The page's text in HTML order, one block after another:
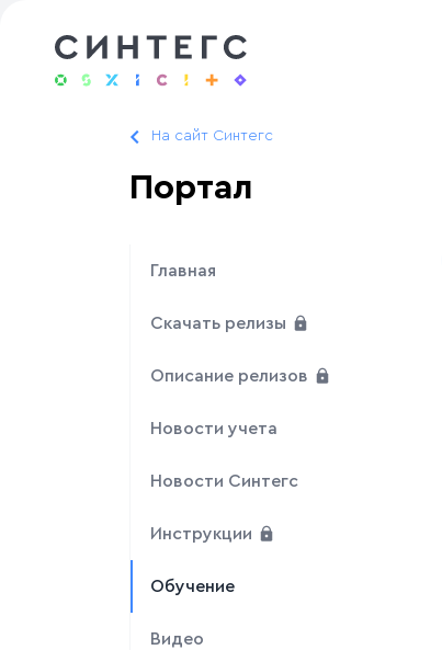
На сайт Синтегс
Портал
Главная
Скачать релизы
Описание релизов
Новости учета
Новости Синтегс
Инструкции
Обучение
Видео